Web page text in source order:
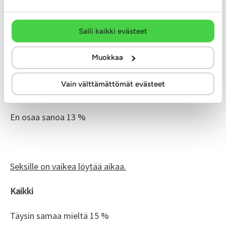
Salli kaikki evästeet
Muokkaa
Vain välttämättömät evästeet
Jokseenkin samaa mieltä 33 %
En samaa enkä eri mieltä 14 %
Jokseenkin eri mieltä 4 %
Täysin eri mieltä 2 %
En osaa sanoa 13 %
Seksille on vaikea löytää aikaa.
Kaikki
Täysin samaa mieltä 15 %